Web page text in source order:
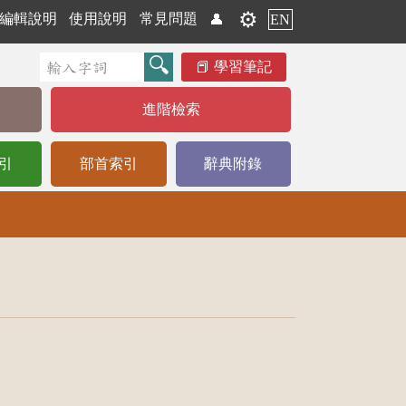
編輯說明 使用說明 常見問題 👤 ⚙️ EN
學習筆記
進階檢索
部首索引 辭典附錄